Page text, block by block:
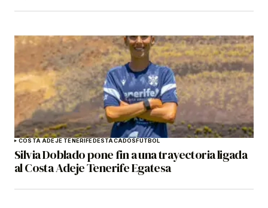
COSTA ADEJE TENERIFE DESTACADOS FÚTBOL
Silvia Doblado pone fin a una trayectoria ligada
al Costa Adeje Tenerife Egatesa